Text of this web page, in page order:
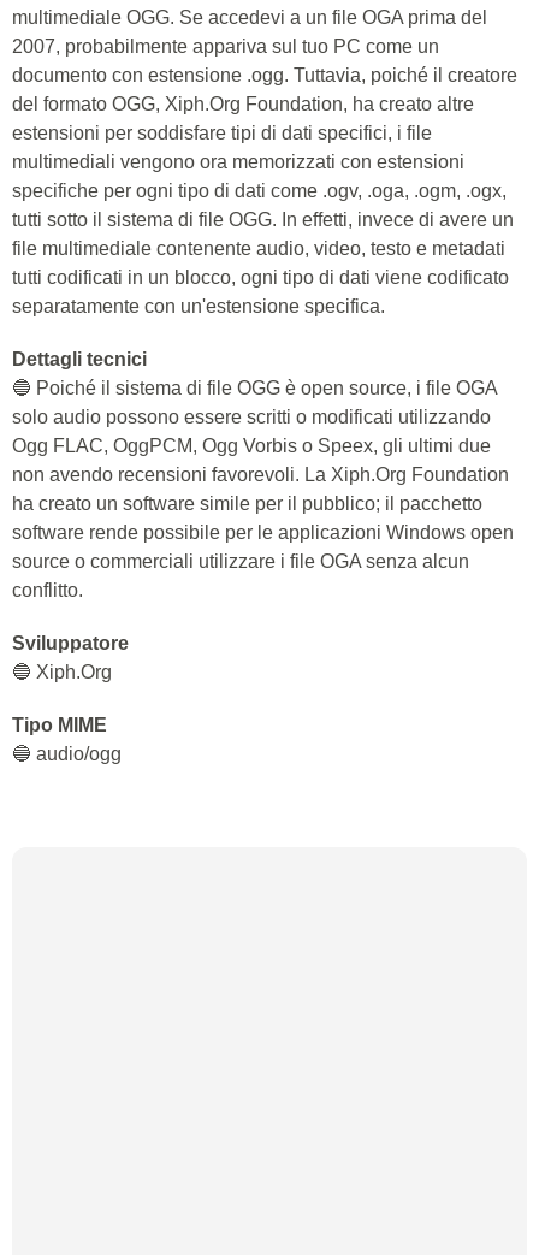
multimediale OGG. Se accedevi a un file OGA prima del
2007, probabilmente appariva sul tuo PC come un
documento con estensione .ogg. Tuttavia, poiché il creatore
del formato OGG, Xiph.Org Foundation, ha creato altre
estensioni per soddisfare tipi di dati specifici, i file
multimediali vengono ora memorizzati con estensioni
specifiche per ogni tipo di dati come .ogv, .oga, .ogm, .ogx,
tutti sotto il sistema di file OGG. In effetti, invece di avere un
file multimediale contenente audio, video, testo e metadati
tutti codificati in un blocco, ogni tipo di dati viene codificato
separatamente con un'estensione specifica.
Dettagli tecnici
🔵 Poiché il sistema di file OGG è open source, i file OGA
solo audio possono essere scritti o modificati utilizzando
Ogg FLAC, OggPCM, Ogg Vorbis o Speex, gli ultimi due
non avendo recensioni favorevoli. La Xiph.Org Foundation
ha creato un software simile per il pubblico; il pacchetto
software rende possibile per le applicazioni Windows open
source o commerciali utilizzare i file OGA senza alcun
conflitto.
Sviluppatore
🔵 Xiph.Org
Tipo MIME
🔵 audio/ogg